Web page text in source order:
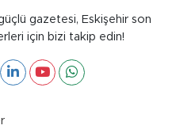
gazetesi, Eskişehir son
için bizi takip edin!